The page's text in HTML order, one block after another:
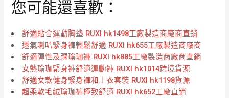
您可能還喜歡：
舒適貼合運動胸墊 RUXI hk1498工廠製造商廠商直銷
透氣喇叭緊身褲輕鬆舒適 RUXI hk655工廠製造商廠商
舒適彈性及踝瑜珈褲 RUXI hk885工廠製造商廠商直銷
女熱瑜珈緊身褲舒適運動褲 RUXI hk1014跨境貨源
舒適女款健身緊身褲和上衣套裝 RUXI hk1198貨源
超柔軟毛絨瑜珈褲極致舒適 RUXI hk652工廠直销